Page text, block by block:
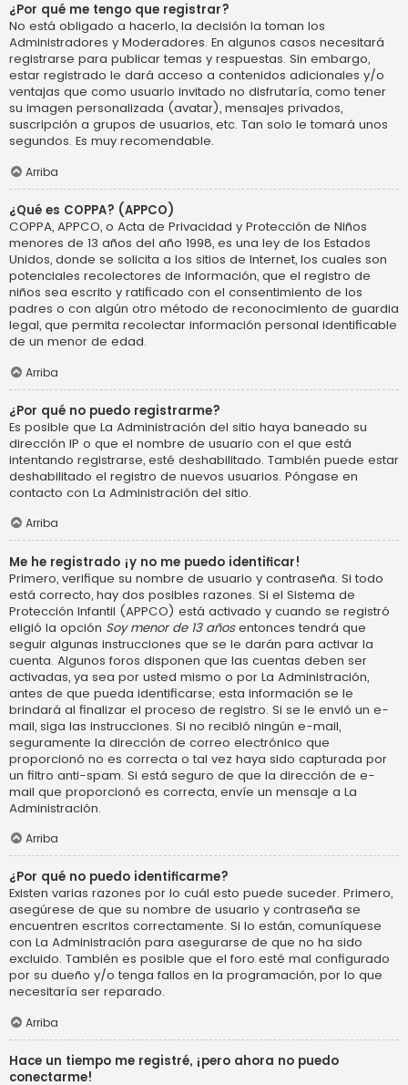
¿Por qué me tengo que registrar?
No está obligado a hacerlo, la decisión la toman los
Administradores y Moderadores. En algunos casos necesitará
registrarse para publicar temas y respuestas. Sin embargo,
estar registrado le dará acceso a contenidos adicionales y/o
ventajas que como usuario invitado no disfrutaría, como tener
su imagen personalizada (avatar), mensajes privados,
suscripción a grupos de usuarios, etc. Tan solo le tomará unos
segundos. Es muy recomendable.
Arriba
¿Qué es COPPA? (APPCO)
COPPA, APPCO, o Acta de Privacidad y Protección de Niños
menores de 13 años del año 1998, es una ley de los Estados
Unidos, donde se solicita a los sitios de Internet, los cuales son
potenciales recolectores de información, que el registro de
niños sea escrito y ratificado con el consentimiento de los
padres o con algún otro método de reconocimiento de guardia
legal, que permita recolectar información personal identificable
de un menor de edad.
Arriba
¿Por qué no puedo registrarme?
Es posible que La Administración del sitio haya baneado su
dirección IP o que el nombre de usuario con el que está
intentando registrarse, esté deshabilitado. También puede estar
deshabilitado el registro de nuevos usuarios. Póngase en
contacto con La Administración del sitio.
Arriba
Me he registrado ¡y no me puedo identificar!
Primero, verifique su nombre de usuario y contraseña. Si todo
está correcto, hay dos posibles razones. Si el Sistema de
Protección Infantil (APPCO) está activado y cuando se registró
eligió la opción Soy menor de 13 añosentonces tendrá que
seguir algunas instrucciones que se le darán para activar la
cuenta. Algunos foros disponen que las cuentas deben ser
activadas, ya sea por usted mismo o por La Administración,
antes de que pueda identificarse; esta información se le
brindará al finalizar el proceso de registro. Si se le envió un e-
mail, siga las instrucciones. Si no recibió ningún e-mail,
seguramente la dirección de correo electrónico que
proporcionó no es correcta o tal vez haya sido capturada por
un filtro anti-spam. Si está seguro de que la dirección de e-
mail que proporcionó es correcta, envíe un mensaje a La
Administración.
Arriba
¿Por qué no puedo identificarme?
Existen varias razones por lo cuál esto puede suceder. Primero,
asegúrese de que su nombre de usuario y contraseña se
encuentren escritos correctamente. Si lo están, comuníquese
con La Administración para asegurarse de que no ha sido
excluido. También es posible que el foro esté mal configurado
por su dueño y/o tenga fallos en la programación, por lo que
necesitaría ser reparado.
Arriba
Hace un tiempo me registré, ¡pero ahora no puedo
conectarme!